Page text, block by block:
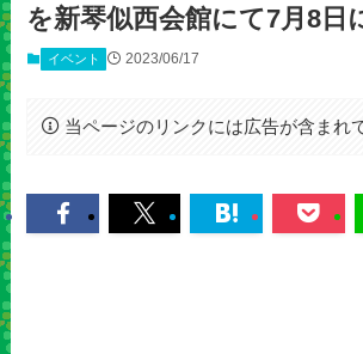
を新琴似西会館にて7月8日
イベント 2023/06/17
当ページのリンクには広告が含まれ